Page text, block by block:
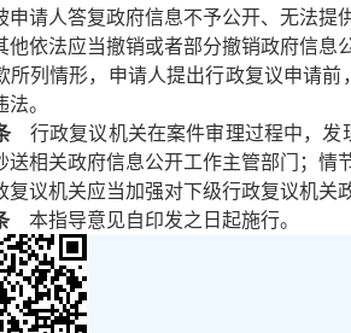
申请人答复政府信息不予公开、无法
他依法应当撤销或者部分撤销政府信息
所列情形，申请人提出行政复议申请
。
行政复议机关在案件审理过程中，发
送相关政府信息公开工作主管部门；情
复议机关应当加强对下级行政复议机关
本指导意见自印发之日起施行。